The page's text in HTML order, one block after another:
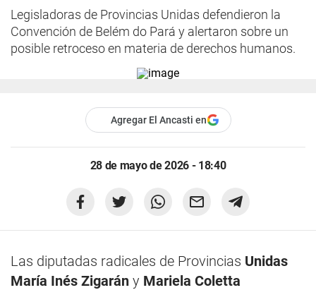
Legisladoras de Provincias Unidas defendieron la
Convención de Belém do Pará y alertaron sobre un
posible retroceso en materia de derechos humanos.
Agregar El Ancasti en
28 de mayo de 2026 - 18:40
Las diputadas radicales de Provincias Unidas
María Inés Zigarán y Mariela Coletta